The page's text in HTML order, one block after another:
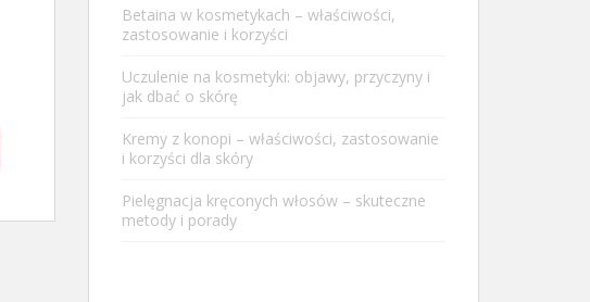
Betaina w kosmetykach – właściwości,
zastosowanie i korzyści
Uczulenie na kosmetyki: objawy, przyczyny i
jak dbać o skórę
Kremy z konopi – właściwości, zastosowanie
i korzyści dla skóry
Pielęgnacja kręconych włosów – skuteczne
metody i porady